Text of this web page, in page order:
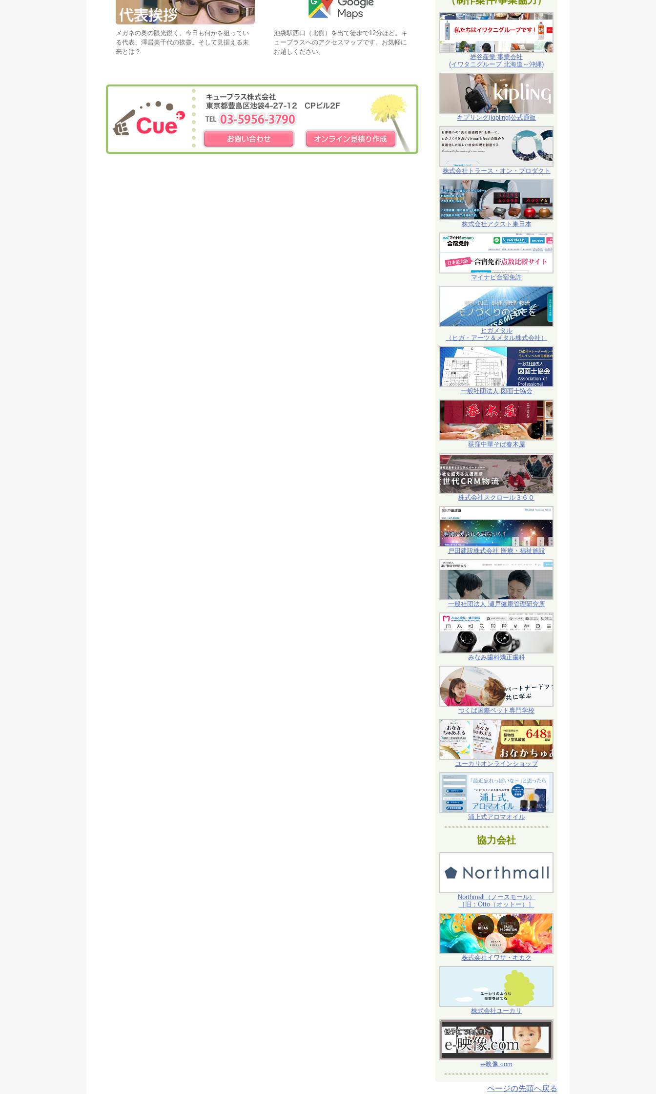
メガネの奥の眼光鋭く。今日も何かを狙ってい
る代表、澤居美千代の挨拶。そして見据える未
来とは？
池袋駅西口（北側）を出て徒歩で12分ほど。キ
ュープラスへのアクセスマップです。お気軽に
お越しください。
岩谷産業 事業会社
(イワタニグループ 北海道～沖縄)
キプリング(kipling)公式通販
株式会社トラース・オン・プロダクト
株式会社アクスト東日本
マイナビ合宿免許
ヒガメタル
（ヒガ・アーツ＆メタル株式会社）
一般社団法人 図面士協会
荻窪中華そば春木屋
株式会社スクロール３６０
戸田建設株式会社 医療・福祉施設
一般社団法人 瀬戸健康管理研究所
みなみ歯科矯正歯科
つくば国際ペット専門学校
ユーカリオンラインショップ
浦上式アロマオイル
協力会社
Northmall（ノースモール）
［旧：Otto（オットー）］
株式会社イワサ・キカク
株式会社ユーカリ
e-映像.com
ページの先頭へ戻る